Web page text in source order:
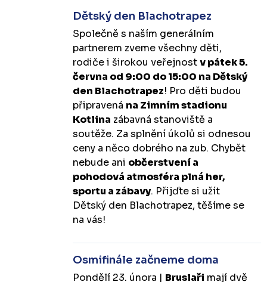
Dětský den Blachotrapez
Společně s naším generálním
partnerem zveme všechny děti,
rodiče i širokou veřejnostv pátek 5.
června od 9:00 do 15:00 na Dětský
den Blachotrapez! Pro děti budou
připravená na Zimním stadionu
Kotlina zábavná stanoviště a
soutěže. Za splnění úkolů si odnesou
ceny a něco dobrého na zub. Chybět
nebude ani občerstvení a
pohodová atmosféra plná her,
sportu a zábavy. Přijďte si užít
Dětský den Blachotrapez, těšíme se
na vás!
Osmifinále začneme doma
Pondělí 23. února | Bruslaři mají dvě